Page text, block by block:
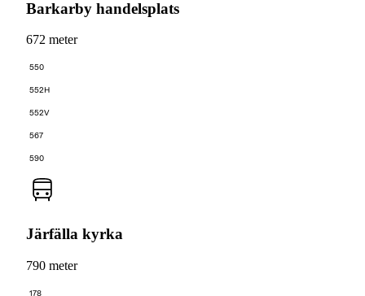
Barkarby handelsplats
672 meter
550
552H
552V
567
590
Järfälla kyrka
790 meter
178